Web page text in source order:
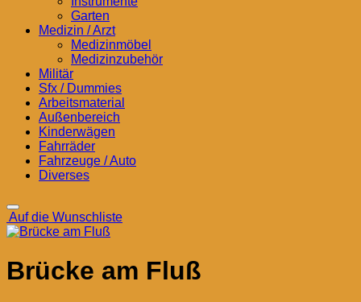
Garten
Medizin / Arzt
Medizinmöbel
Medizinzubehör
Militär
Sfx / Dummies
Arbeitsmaterial
Außenbereich
Kinderwägen
Fahrräder
Fahrzeuge / Auto
Diverses
Auf die Wunschliste
Brücke am Fluß